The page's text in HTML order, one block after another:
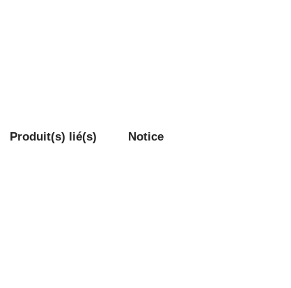
Produit(s) lié(s) Notice